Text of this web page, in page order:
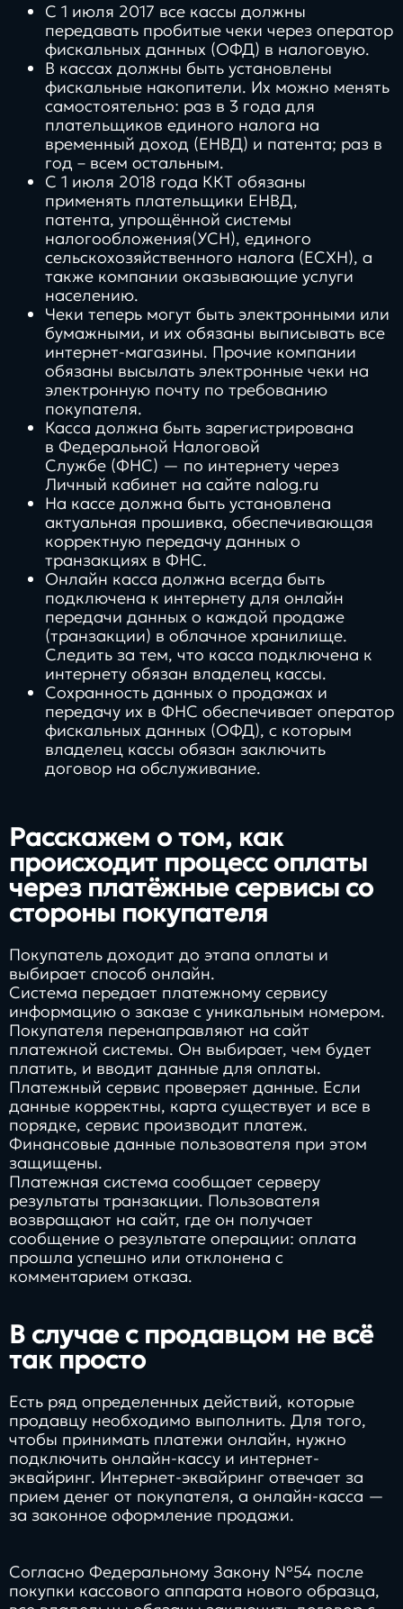
С 1 июля 2017 все кассы должны
передавать пробитые чеки через оператор
фискальных данных (ОФД) в налоговую.
В кассах должны быть установлены
фискальные накопители. Их можно менять
самостоятельно: раз в 3 года для
плательщиков единого налога на
временный доход (ЕНВД) и патента; раз в
год – всем остальным.
С 1 июля 2018 года ККТ обязаны
применять плательщики ЕНВД,
патента, упрощённой системы
налогообложения(УСН), единого
сельскохозяйственного налога (ЕСХН), а
также компании оказывающие услуги
населению.
Чеки теперь могут быть электронными или
бумажными, и их обязаны выписывать все
интернет-магазины. Прочие компании
обязаны высылать электронные чеки на
электронную почту по требованию
покупателя.
Касса должна быть зарегистрирована
в Федеральной Налоговой
Службе (ФНС) — по интернету через
Личный кабинет на сайте nalog.ru
На кассе должна быть установлена
актуальная прошивка, обеспечивающая
корректную передачу данных о
транзакциях в ФНС.
Онлайн касса должна всегда быть
подключена к интернету для онлайн
передачи данных о каждой продаже
(транзакции) в облачное хранилище.
Следить за тем, что касса подключена к
интернету обязан владелец кассы.
Сохранность данных о продажах и
передачу их в ФНС обеспечивает оператор
фискальных данных (ОФД), с которым
владелец кассы обязан заключить
договор на обслуживание.
Расскажем о том, как
происходит процесс оплаты
через платёжные сервисы со
стороны покупателя
Покупатель доходит до этапа оплаты и
выбирает способ онлайн.
Система передает платежному сервису
информацию о заказе с уникальным номером.
Покупателя перенаправляют на сайт
платежной системы. Он выбирает, чем будет
платить, и вводит данные для оплаты.
Платежный сервис проверяет данные. Если
данные корректны, карта существует и все в
порядке, сервис производит платеж.
Финансовые данные пользователя при этом
защищены.
Платежная система сообщает серверу
результаты транзакции. Пользователя
возвращают на сайт, где он получает
сообщение о результате операции: оплата
прошла успешно или отклонена с
комментарием отказа.
В случае с продавцом не всё
так просто
Есть ряд определенных действий, которые
продавцу необходимо выполнить. Для того,
чтобы принимать платежи онлайн, нужно
подключить онлайн-кассу и интернет-
эквайринг. Интернет-эквайринг отвечает за
прием денег от покупателя, а онлайн-касса —
за законное оформление продажи.
Согласно Федеральному Закону №54 после
покупки кассового аппарата нового образца,